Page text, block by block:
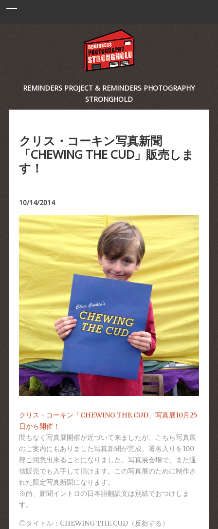
REMINDERS PROJECT & REMINDERS PHOTOGRAPHY
STRONGHOLD
クリス・コーキン写真新聞
「CHEWING THE CUD」販売しま
す！
10/14/2014
クリス・コーキン「CHEWING THE CUD」写真展10月25
日から開催！
間もなく写真展開催が近づいて来ましたが、こちら写真展
のご案内にもありました写真新聞が完成、署名入りを100
部ご用意出来ることになりました。写真展会場で、また通
信販売でも入手して頂けます。この写真展のために制作さ
れた限定写真新聞になります。
※尚、新聞イントロの日本語翻訳文は別紙でおつけしま
す。
◎タイトル：CHEWING THE CUD（反芻する）